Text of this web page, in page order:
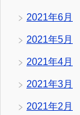
2021年6月
2021年5月
2021年4月
2021年3月
2021年2月